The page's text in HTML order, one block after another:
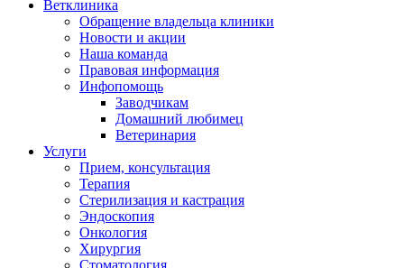
Ветклиника
Обращение владельца клиники
Новости и акции
Наша команда
Правовая информация
Инфопомощь
Заводчикам
Домашний любимец
Ветеринария
Услуги
Прием, консультация
Терапия
Стерилизация и кастрация
Эндоскопия
Онкология
Хирургия
Стоматология